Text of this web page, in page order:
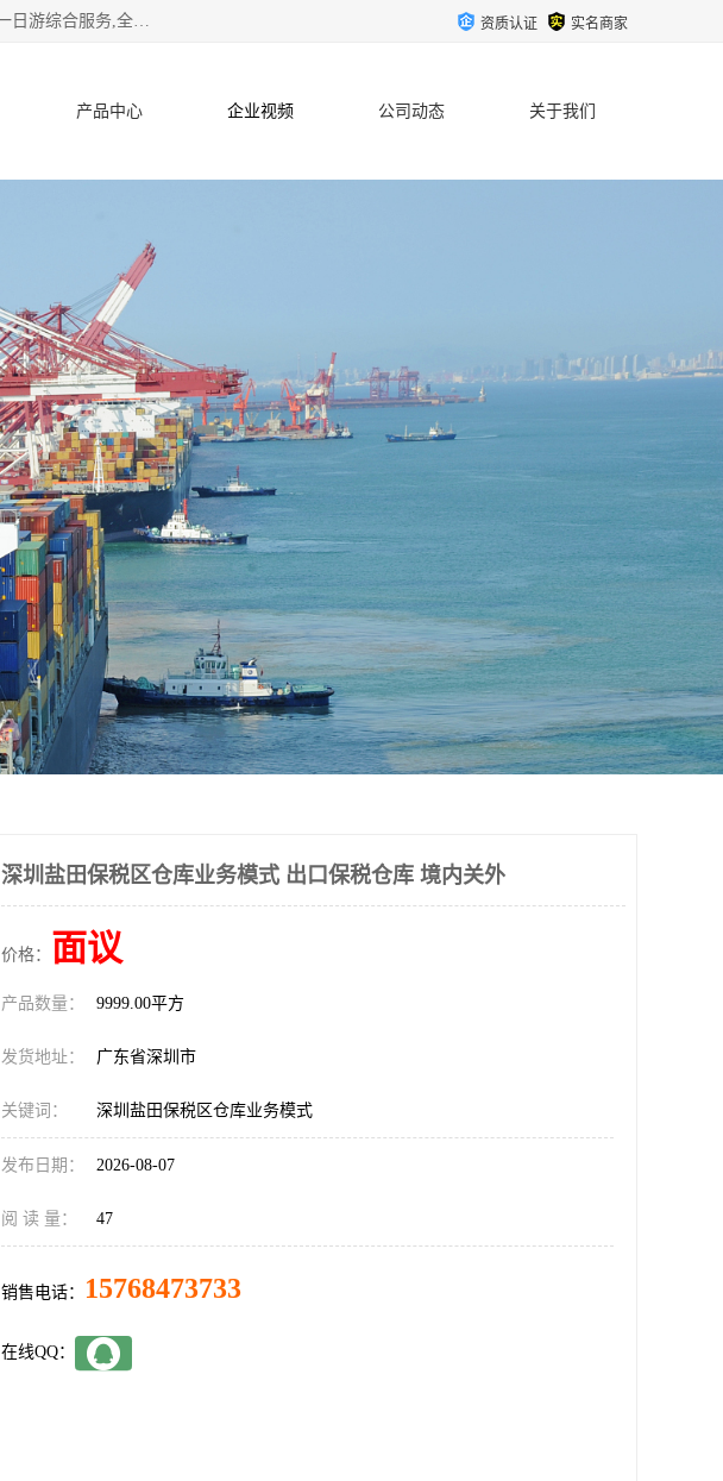
深圳市子扬国际物流有限公司专注深圳保税区转厂,保税区退运返修,转厂出口退税,坪山保税区转厂费用,保税一日游综合服务,全程托管，公司是严格按照“专业化定位、综合化经营、差异化发展”的经营思路建立的现代第三方物流，在通关业务、保税区仓储、退运返修、供应链金融方面具有较强的竞争优势。公司秉承“高效专业、服务客户、创新发展”的经营理念，已发展成为国内外知名企业的战略合作商。 资质认证 实名商家
产品中心 企业视频 公司动态 关于我们
深圳盐田保税区仓库业务模式 出口保税仓库 境内关外
价格： 面议
产品数量： 9999.00平方
发货地址： 广东省深圳市
关键词： 深圳盐田保税区仓库业务模式
发布日期： 2026-08-07
阅 读 量： 47
销售电话： 15768473733
在线QQ：